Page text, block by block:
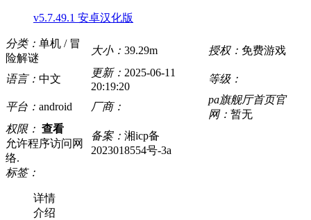
v5.7.49.1 安卓汉化版
分类： 单机 / 冒
险解谜
大小： 39.29m 授权： 免费游戏
语言： 中文
更新： 2025-06-11
20:19:20
等级：
平台： android 厂商：
pa旗舰厅首页官
网： 暂无
权限： 查看
允许程序访问网
络.
备案： 湘icp备
2023018554号-3a
标签：
详情
介绍